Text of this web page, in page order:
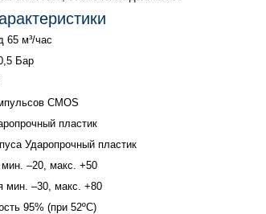
65 м³/час
Бар
CMOS
пластик
Ударопрочный пластик
мин. –20, макс. +50
мин. –30, макс. +80
95% (при 52ºС)